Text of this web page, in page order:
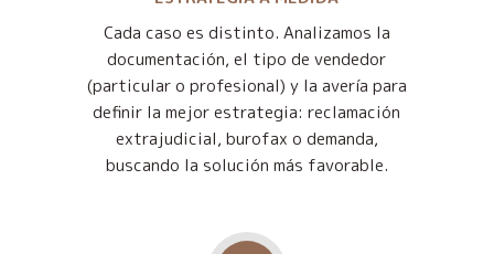
Cada caso es distinto. Analizamos la
documentación, el tipo de vendedor
(particular o profesional) y la avería para
definir la mejor estrategia: reclamación
extrajudicial, burofax o demanda,
buscando la solución más favorable.